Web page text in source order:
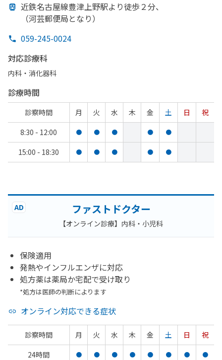
近鉄名古屋線豊津上野駅より徒歩２分、
（河芸郵便局となり）
059-245-0024
対応診療科
内科・​消化器科
診療時間
診察時間 月 火 水 木 金 土 日
祝
8:30 - 12:00
● ● ● ● ●
15:00 - 18:30 ● ● ● ● ●
AD ファストドクター
【オンライン診療】内科・小児科
保険適用
発熱やインフルエンザに対応
処方薬は薬局か宅配で受け取り
*処方は医師の判断によります
オンライン対応できる症状
診察時間 月 火 水 木 金 土 日
祝
24時間
● ● ● ● ● ● ● ●